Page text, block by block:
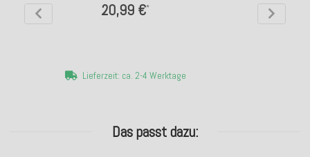
20,99 €*
Lieferzeit: ca. 2-4 Werktage
Das passt dazu: